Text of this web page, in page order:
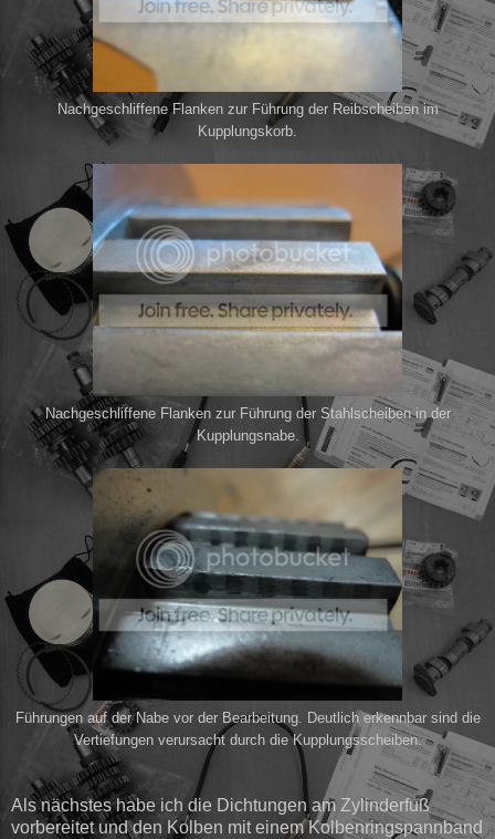
Nachgeschliffene Flanken zur Führung der Reibscheiben im
Kupplungskorb.
Nachgeschliffene Flanken zur Führung der Stahlscheiben in der
Kupplungsnabe.
Führungen auf der Nabe vor der Bearbeitung. Deutlich erkennbar sind die
Vertiefungen verursacht durch die Kupplungsscheiben.
Als nächstes habe ich die Dichtungen am Zylinderfuß
vorbereitet und den Kolben mit einem Kolbenringspannband